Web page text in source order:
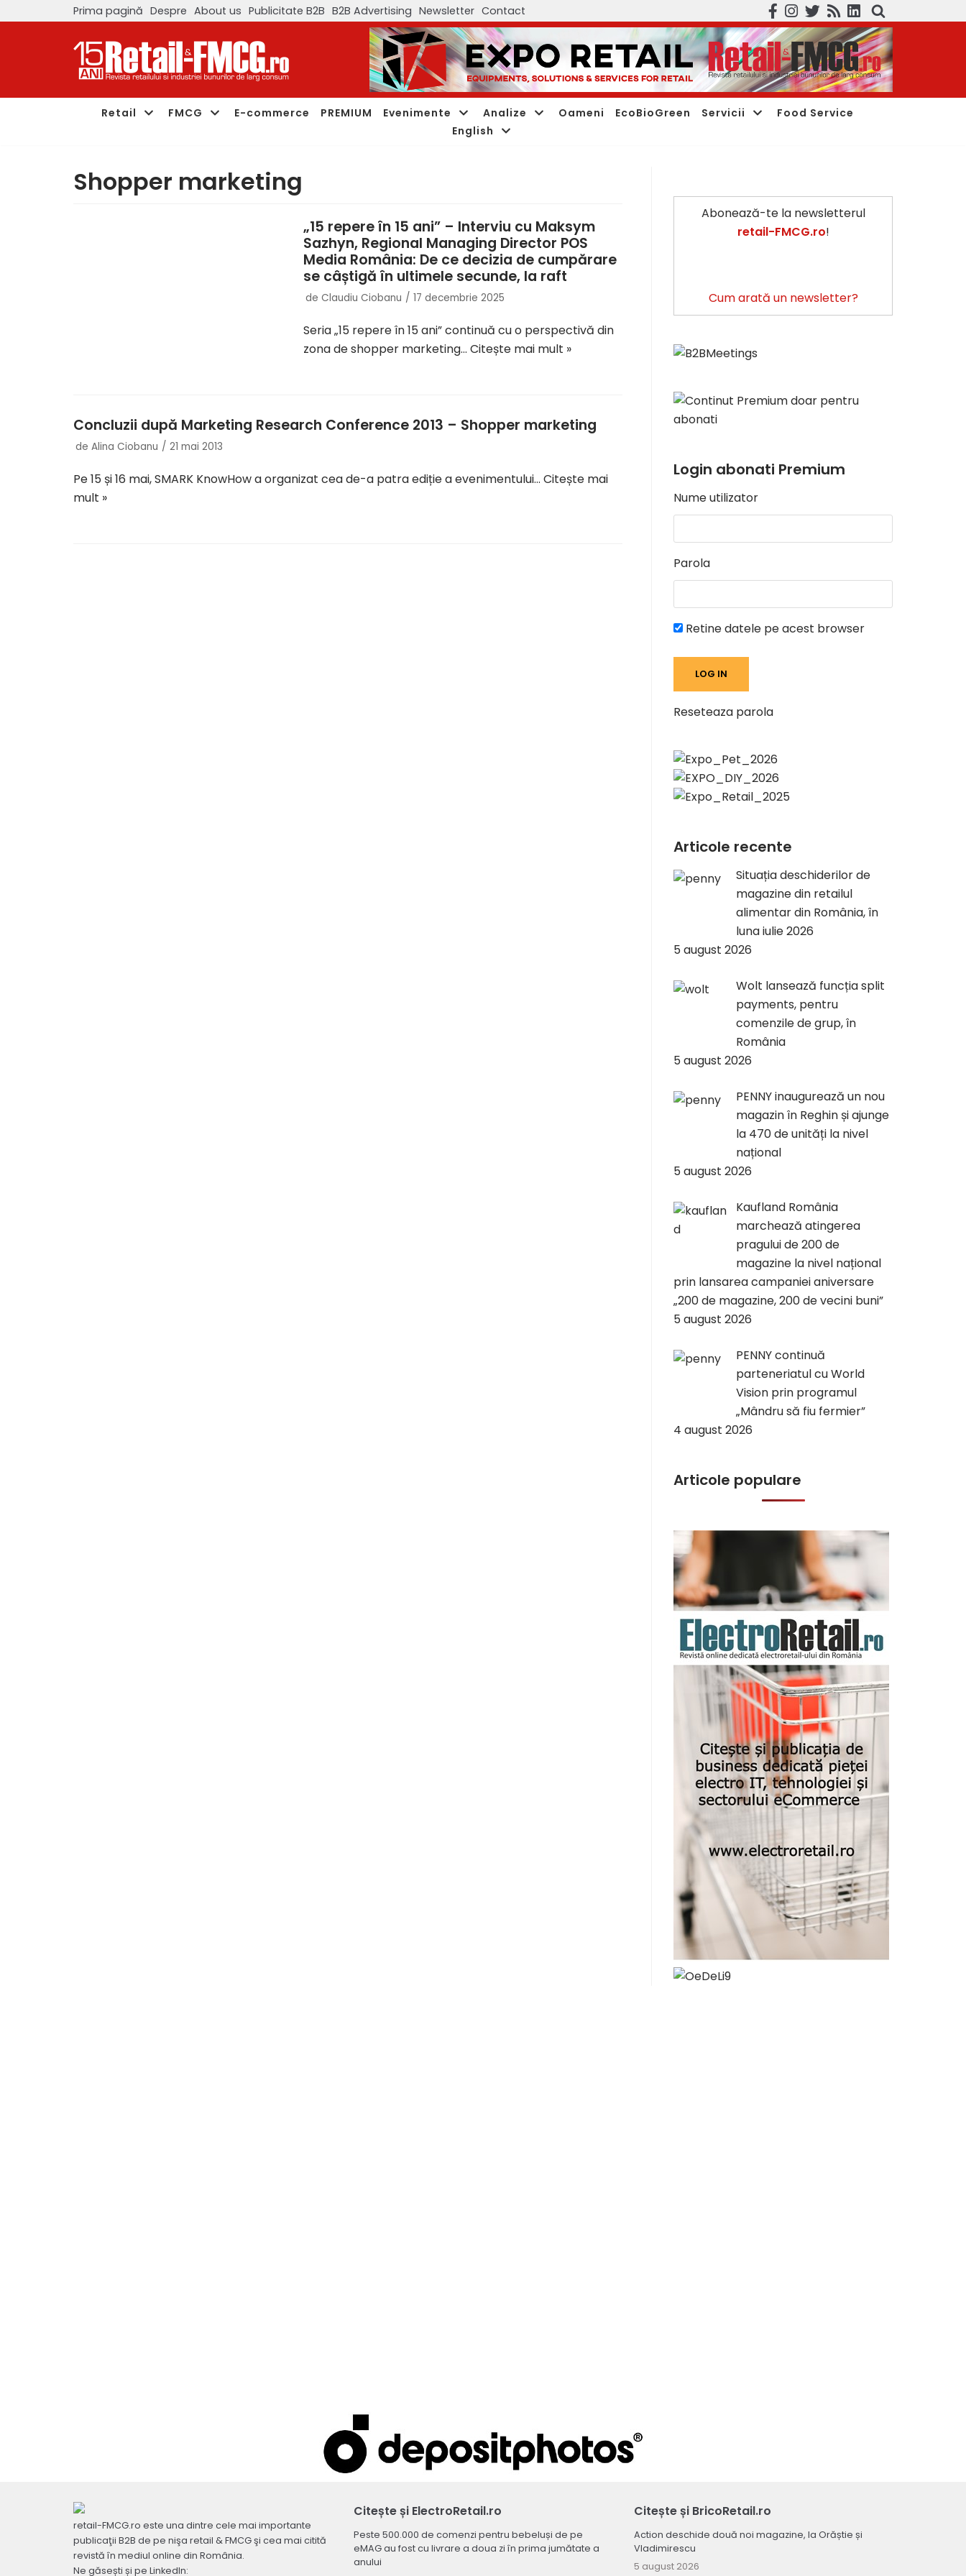
Prima pagină Despre About us Publicitate B2B B2B Advertising Newsletter Contact
Retail FMCG E-commerce PREMIUM Evenimente Analize Oameni EcoBioGreen Servicii
Food Service
English
Shopper marketing
„15 repere în 15 ani” – Interviu cu Maksym
Sazhyn, Regional Managing Director POS
Media România: De ce decizia de cumpărare
se câștigă în ultimele secunde, la raft
de Claudiu Ciobanu 17 decembrie 2025
Seria „15 repere în 15 ani” continuă cu o perspectivă din
zona de shopper marketing… Citește mai mult »
Concluzii după Marketing Research Conference 2013 – Shopper marketing
de Alina Ciobanu 21 mai 2013
Pe 15 și 16 mai, SMARK KnowHow a organizat cea de-a patra ediție a evenimentului… Citește mai
mult »
Abonează-te la newsletterul
retail-FMCG.ro!
Cum arată un newsletter?
Login abonati Premium
Nume utilizator
Parola
Retine datele pe acest browser
Reseteaza parola
Articole recente
Situația deschiderilor de
magazine din retailul
alimentar din România, în
luna iulie 2026
5 august 2026
Wolt lansează funcția split
payments, pentru
comenzile de grup, în
România
5 august 2026
PENNY inaugurează un nou
magazin în Reghin și ajunge
la 470 de unități la nivel
național
5 august 2026
Kaufland România
marchează atingerea
pragului de 200 de
magazine la nivel național
prin lansarea campaniei aniversare
„200 de magazine, 200 de vecini buni”
5 august 2026
PENNY continuă
parteneriatul cu World
Vision prin programul
„Mândru să fiu fermier”
4 august 2026
Articole populare
retail-FMCG.ro este una dintre cele mai importante
publicaţii B2B de pe nişa retail & FMCG şi cea mai citită
revistă în mediul online din România.
Ne găsești și pe LinkedIn:
Citește și ElectroRetail.ro
Peste 500.000 de comenzi pentru bebeluși de pe
eMAG au fost cu livrare a doua zi în prima jumătate a
anului
Citește și BricoRetail.ro
Action deschide două noi magazine, la Orăștie și
Vladimirescu
5 august 2026